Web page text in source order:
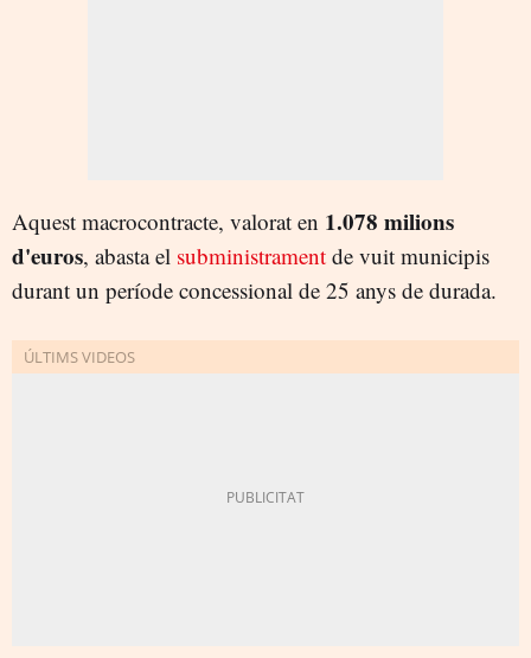
Aquest macrocontracte, valorat en 1.078 milions
d'euros, abasta el subministrament de vuit municipis
durant un període concessional de 25 anys de durada.